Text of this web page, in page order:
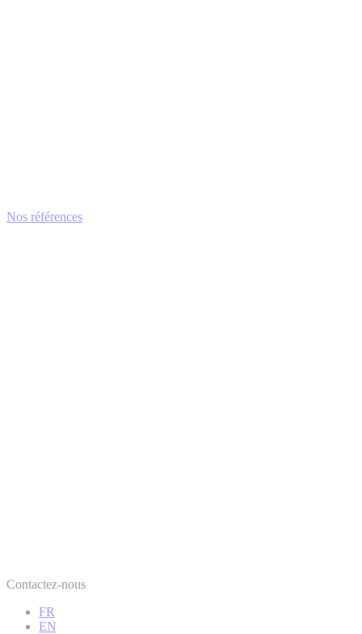
Nos références
Contactez-nous
FR
EN